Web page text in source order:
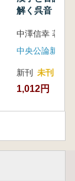
解く呉音・漢
中澤信幸 著
中央公論新社
新刊 未刊
1,012円